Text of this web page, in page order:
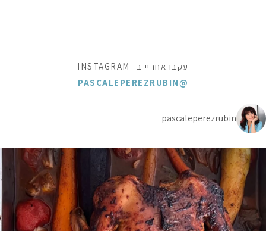
עקבו אחריי ב- INSTAGRAM
@PASCALEPEREZRUBIN
pascaleperezrubin